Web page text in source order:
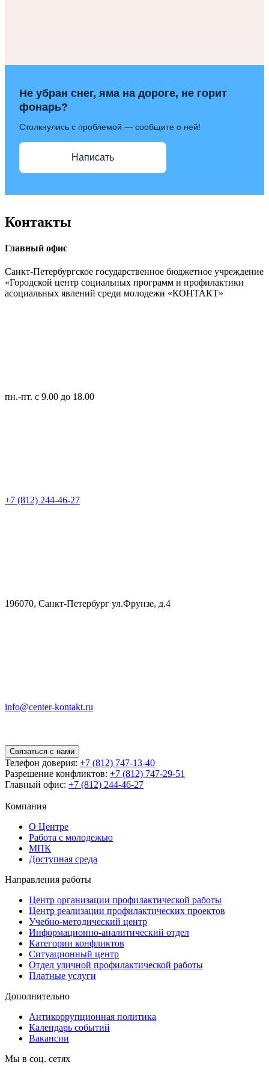
Не убран снег, яма на дороге, не горит
фонарь?
Столкнулись с проблемой — сообщите о ней!
Написать
Контакты
Главный офис
Санкт-Петербургское государственное бюджетное учреждение
«Городской центр социальных программ и профилактики
асоциальных явлений среди молодежи «КОНТАКТ»
пн.-пт. с 9.00 до 18.00
+7 (812) 244-46-27
196070, Санкт-Петербург ул.Фрунзе, д.4
info@center-kontakt.ru
Связаться с нами
Телефон доверия: +7 (812) 747-13-40
Разрешение конфликтов: +7 (812) 747-29-51
Главный офис: +7 (812) 244-46-27
Компания
О Центре
Работа с молодежью
МПК
Доступная среда
Направления работы
Центр организации профилактической работы
Центр реализации профилактических проектов
Учебно-методический центр
Информационно-аналитический отдел
Категории конфликтов
Ситуационный центр
Отдел уличной профилактической работы
Платные услуги
Дополнительно
Антикоррупционная политика
Календарь событий
Вакансии
Мы в соц. сетях